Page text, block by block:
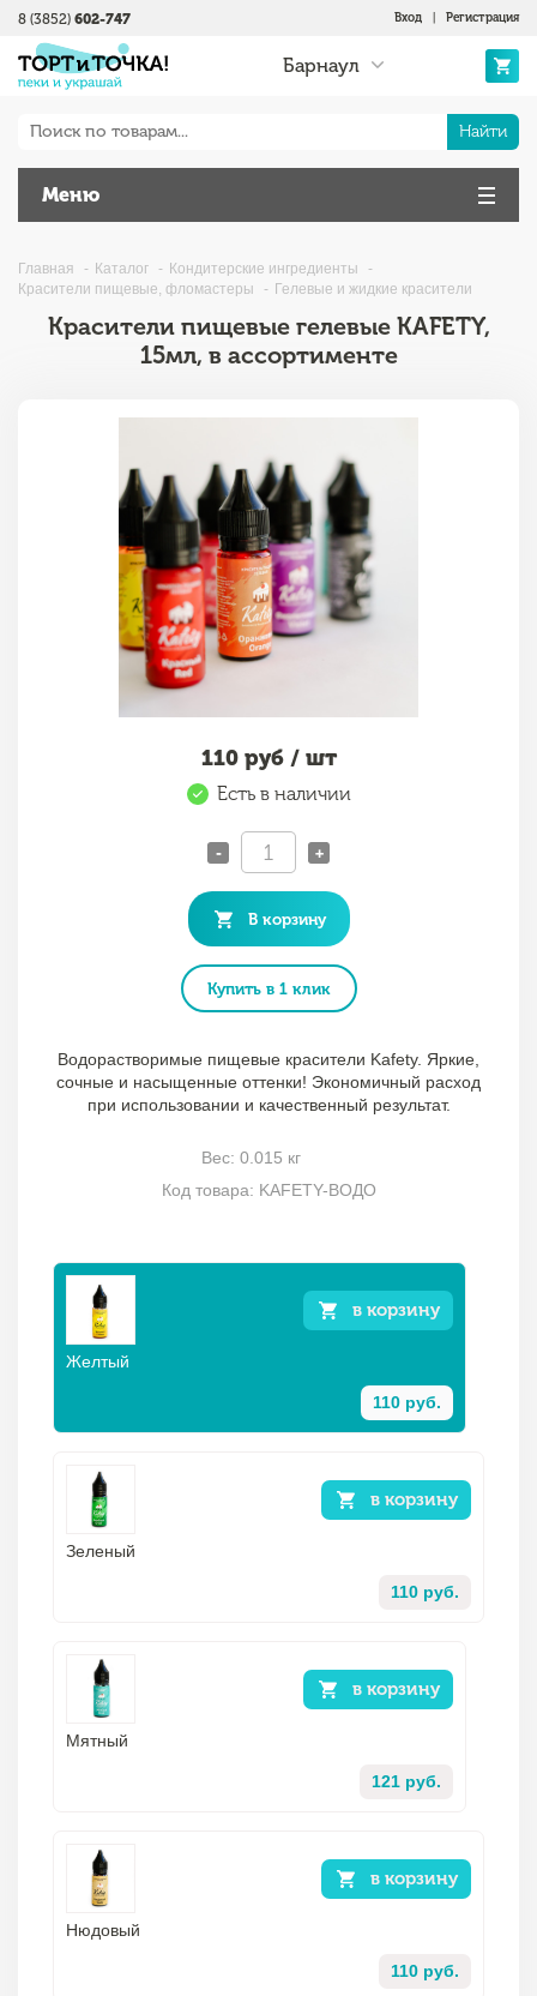
Вход Регистрация
Барнаул
8 (3852) 602-747
Найти
Меню
Главная Каталог
Кондитерские ингредиенты
Красители пищевые, фломастеры
Гелевые и жидкие красители
Красители пищевые гелевые KAFETY,
15мл, в ассортименте
110руб / шт
Есть в наличии
- +
В корзину
Купить в 1 клик
Водорастворимые пищевые красители Kafety. Яркие,
сочные и насыщенные оттенки! Экономичный расход
при использовании и качественный результат.
Вес: 0.015 кг
Код товара: KAFETY-ВОДО
в корзину
Желтый
110 руб.
в корзину
Зеленый
110 руб.
в корзину
Мятный
121 руб.
в корзину
Нюдовый
110 руб.